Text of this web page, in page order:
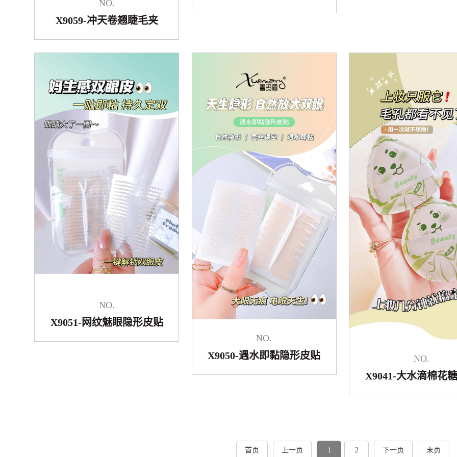
NO.
X9059-冲天卷翘睫毛夹
NO.
X9051-网纹魅眼隐形皮贴
NO.
X9050-遇水即黏隐形皮贴 NO.
X9041-大水滴棉花
首页 上一页 1 2 下一页 末页